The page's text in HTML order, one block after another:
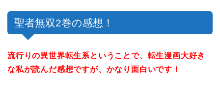
聖者無双2巻の感想！
流行りの異世界転生系ということで、転生漫画大好き
な私が読んだ感想ですが、かなり面白いです！